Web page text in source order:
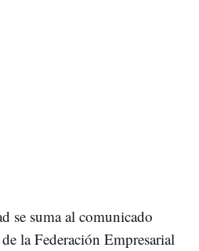
se suma al comunicado
la Federación Empresarial